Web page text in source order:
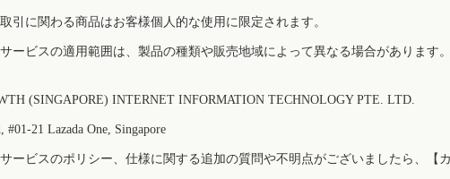
引に関わる商品はお客様個人的な使用に限定されます。
ービスの適用範囲は、製品の種類や販売地域によって異なる場合がありま
(SINGAPORE) INTERNET INFORMATION TECHNOLOGY PTE. LTD.
#01-21 Lazada One, Singapore
ービスのポリシー、仕様に関する追加の質問や不明点がございましたら、